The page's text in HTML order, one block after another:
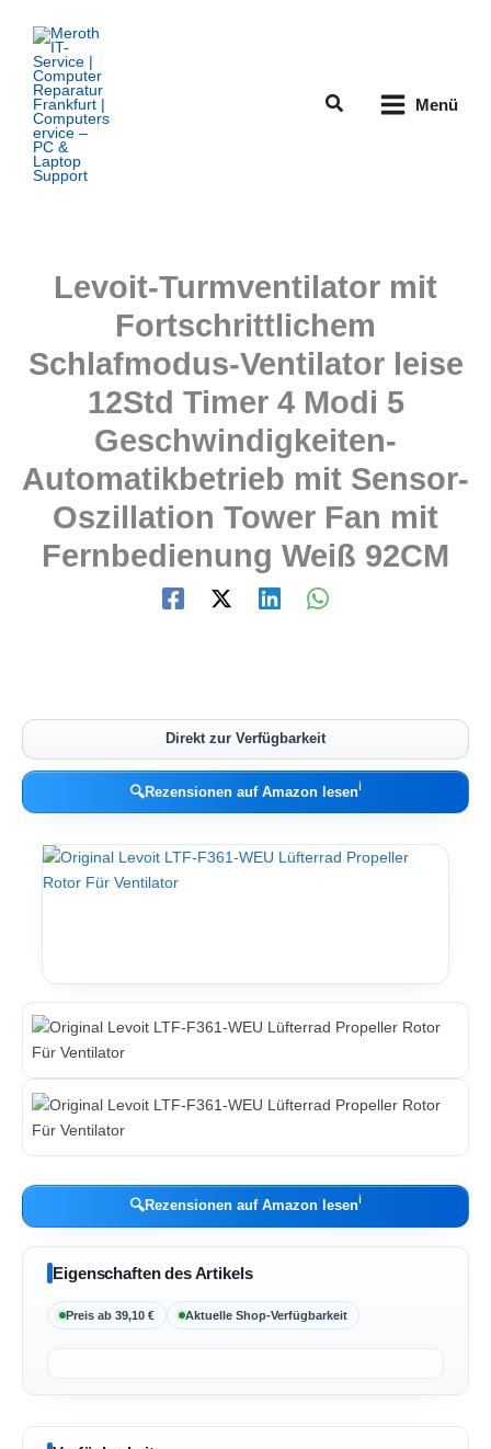
Inhalt
springen
Suchen Menü
Levoit-Turmventilator mit
Fortschrittlichem
Schlafmodus-Ventilator leise
12Std Timer 4 Modi 5
Geschwindigkeiten-
Automatikbetrieb mit Sensor-
Oszillation Tower Fan mit
Fernbedienung Weiß 92CM
Direkt zur Verfügbarkeit
🔍Rezensionen auf Amazon lesenℹ︎
🔍Rezensionen auf Amazon lesenℹ︎
Eigenschaften des Artikels
Preis ab 39,10 € Aktuelle Shop-Verfügbarkeit